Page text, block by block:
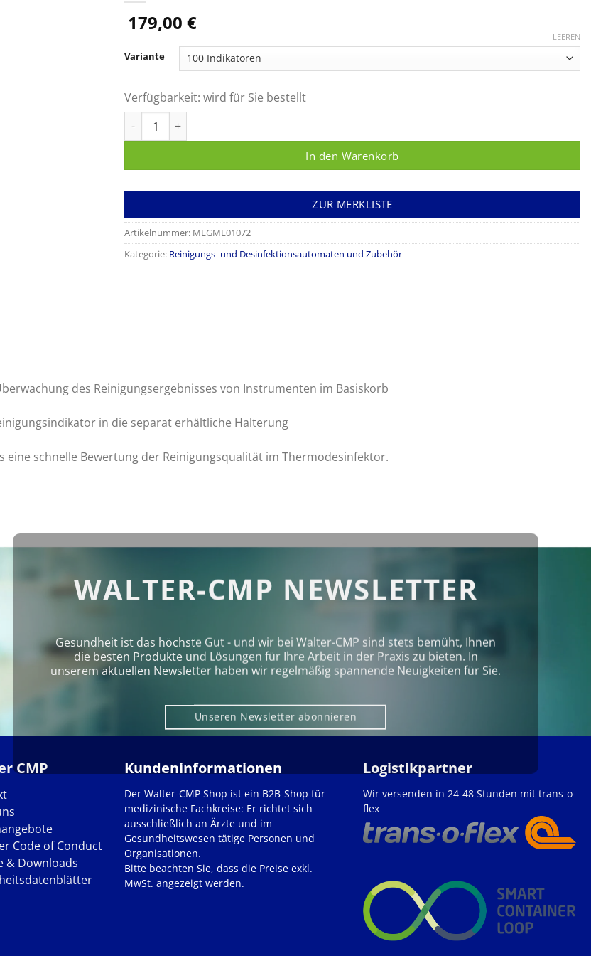
179,00 €
Variante
LEEREN
Verfügbarkeit: wird für Sie bestellt
In den Warenkorb
ZUR MERKLISTE
Artikelnummer: MLGME01072
Kategorie: Reinigungs- und Desinfektionsautomaten und Zubehör
des Reinigungsergebnisses von Instrumenten im Basiskorb
in die separat erhältliche Halterung
schnelle Bewertung der Reinigungsqualität im Thermodesinfektor.
WALTER-CMP NEWSLETTER
Gesundheit ist das höchste Gut - und wir bei Walter‑CMP sind stets bemüht, Ihnen
die besten Produkte und Lösungen für Ihre Arbeit in der Praxis zu bieten. In
unserem aktuellen Newsletter haben wir regelmäßig spannende Neuigkeiten für Sie.
Unseren Newsletter abonnieren
CMP
Code of Conduct
& Downloads
Kundeninformationen
Der Walter-CMP Shop ist ein B2B-Shop für
medizinische Fachkreise: Er richtet sich
ausschließlich an Ärzte und im
Gesundheitswesen tätige Personen und
Organisationen.
Bitte beachten Sie, dass die Preise exkl.
MwSt. angezeigt werden.
Logistikpartner
Wir versenden in 24-48 Stunden mit trans-o-
flex